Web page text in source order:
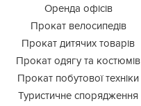
Оренда офісів
Прокат велосипедів
Прокат дитячих товарів
Прокат одягу та костюмів
Прокат побутової техніки
Туристичне спорядження